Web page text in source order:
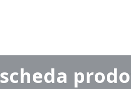
scheda